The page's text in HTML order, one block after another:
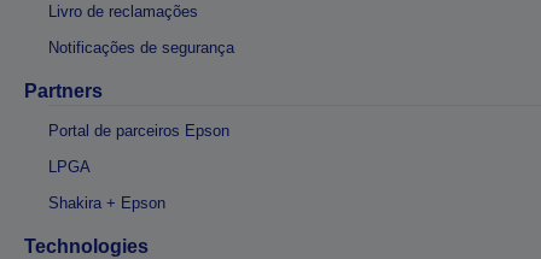
Livro de reclamações
Notificações de segurança
Partners
Portal de parceiros Epson
LPGA
Shakira + Epson
Technologies